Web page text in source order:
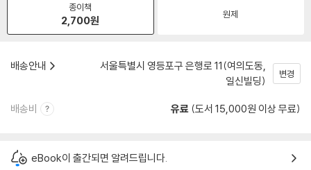
종이책
2,700원 원제
배송안내
서울특별시 영등포구 은행로 11(여의도동,
일신빌딩)
변경
배송비 유료 (도서 15,000원 이상 무료)
eBook이 출간되면 알려드립니다.